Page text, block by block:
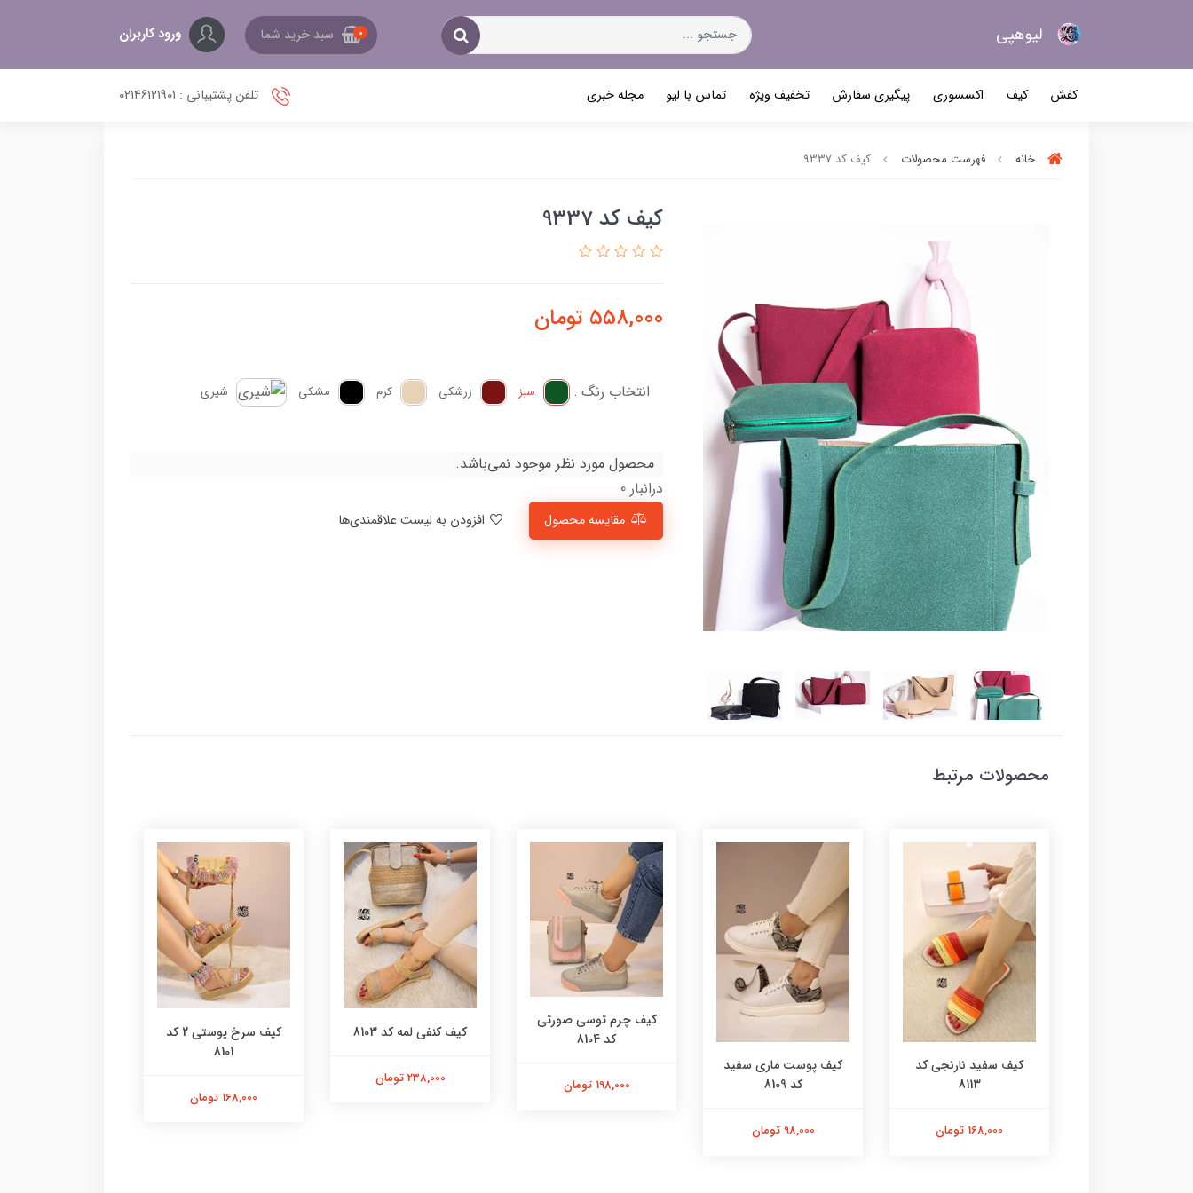
لیو‌هپی 0 سبد خرید شما ورود کاربران
کفش کیف اکسسوری پیگیری سفارش تخفیف ویژه تماس با لیو مجله خبری تلفن پشتیبانی : 02146121901
خانه فهرست محصولات کیف کد 9337
کیف کد 9337
558,000 تومان
انتخاب رنگ : سبز زرشکی کرم مشکی شیری
محصول مورد نظر موجود نمی‌باشد.
درانبار 0
مقایسه محصول
محصولات مرتبط
کیف سفید نارنجی کد
8113
168,000 تومان
کیف پوست ماری سفید
کد 8109
98,000 تومان
کیف چرم توسی صورتی
کد 8104
198,000 تومان
کیف کنفی لمه کد 8103
238,000 تومان
کیف سرخ پوستی 2 کد
8101
168,000 تومان